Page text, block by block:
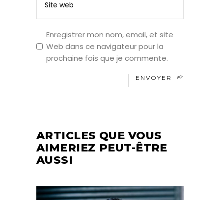
Enregistrer mon nom, email, et site
Web dans ce navigateur pour la
prochaine fois que je commente.
ENVOYER
ARTICLES QUE VOUS
AIMERIEZ PEUT-ÊTRE
AUSSI